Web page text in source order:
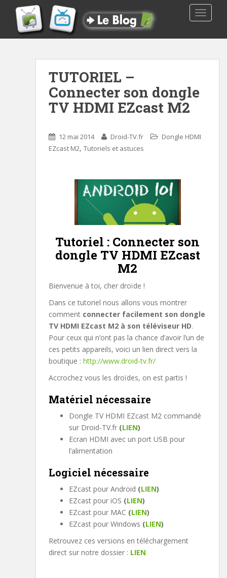
TUTORIEL –
Connecter son dongle
TV HDMI EZcast M2
12 mai 2014 Droid-TV.fr
Dongle HDMI
EZcast M2, Tutoriels et astuces
Tutoriel : Connecter son
dongle TV HDMI EZcast
M2
Bienvenue à toi, cher droïde !
Dans ce tutoriel nous allons vous montrer
comment connecter facilement son dongle
TV HDMI EZcast M2 à son téléviseur HD.
Pour ceux qui n’ont pas la chance d’avoir l’un de
ces petits appareils, voici un lien direct vers la
boutique : http://www.droid-tv.fr/
Accrochez vous les droïdes, on est partis !
Matériel nécessaire
Dongle TV HDMI EZcast M2 commandé
sur Droid-TV.fr (LIEN)
Ecran HDMI avec un port USB pour
l’alimentation
Logiciel nécessaire
EZcast pour Android (LIEN)
EZcast pour iOS (LIEN)
EZcast pour MAC (LIEN)
EZcast pour Windows (LIEN)
Retrouvez ces versions en téléchargement
direct sur notre dossier : LIEN